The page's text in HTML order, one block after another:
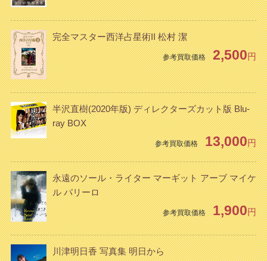
完全マスター西洋占星術II 松村 潔
参考買取価格 2,500円
半沢直樹(2020年版) ディレクターズカット版 Blu-
ray BOX
参考買取価格 13,000円
永遠のソール・ライター マーギット アーブ マイケ
ル パリーロ
参考買取価格 1,900円
川津明日香 写真集 明日から